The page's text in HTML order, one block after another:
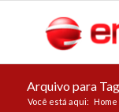
Arquivo para
Você está aqui: Home